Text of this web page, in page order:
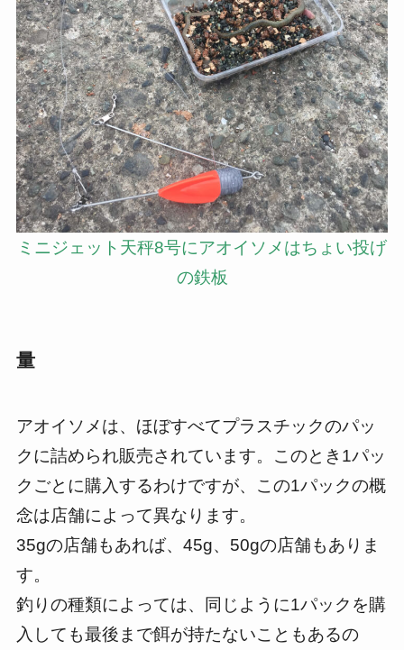
ミニジェット天秤8号にアオイソメはちょい投げ
の鉄板
量
アオイソメは、ほぼすべてプラスチックのパッ
クに詰められ販売されています。このとき1パッ
クごとに購入するわけですが、この1パックの概
念は店舗によって異なります。
35gの店舗もあれば、45g、50gの店舗もありま
す。
釣りの種類によっては、同じように1パックを購
入しても最後まで餌が持たないこともあるの